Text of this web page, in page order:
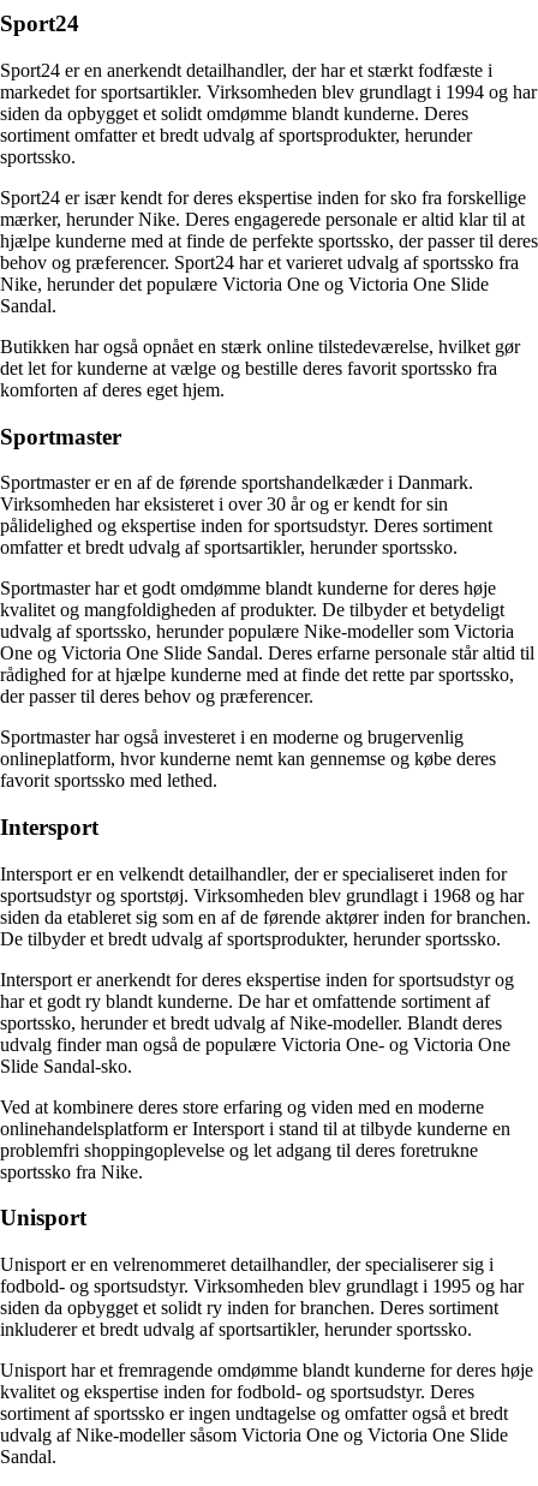
Sport24
Sport24 er en anerkendt detailhandler, der har et stærkt fodfæste i
markedet for sportsartikler. Virksomheden blev grundlagt i 1994 og har
siden da opbygget et solidt omdømme blandt kunderne. Deres
sortiment omfatter et bredt udvalg af sportsprodukter, herunder
sportssko.
Sport24 er især kendt for deres ekspertise inden for sko fra forskellige
mærker, herunder Nike. Deres engagerede personale er altid klar til at
hjælpe kunderne med at finde de perfekte sportssko, der passer til deres
behov og præferencer. Sport24 har et varieret udvalg af sportssko fra
Nike, herunder det populære Victoria One og Victoria One Slide
Sandal.
Butikken har også opnået en stærk online tilstedeværelse, hvilket gør
det let for kunderne at vælge og bestille deres favorit sportssko fra
komforten af deres eget hjem.
Sportmaster
Sportmaster er en af de førende sportshandelkæder i Danmark.
Virksomheden har eksisteret i over 30 år og er kendt for sin
pålidelighed og ekspertise inden for sportsudstyr. Deres sortiment
omfatter et bredt udvalg af sportsartikler, herunder sportssko.
Sportmaster har et godt omdømme blandt kunderne for deres høje
kvalitet og mangfoldigheden af produkter. De tilbyder et betydeligt
udvalg af sportssko, herunder populære Nike-modeller som Victoria
One og Victoria One Slide Sandal. Deres erfarne personale står altid til
rådighed for at hjælpe kunderne med at finde det rette par sportssko,
der passer til deres behov og præferencer.
Sportmaster har også investeret i en moderne og brugervenlig
onlineplatform, hvor kunderne nemt kan gennemse og købe deres
favorit sportssko med lethed.
Intersport
Intersport er en velkendt detailhandler, der er specialiseret inden for
sportsudstyr og sportstøj. Virksomheden blev grundlagt i 1968 og har
siden da etableret sig som en af de førende aktører inden for branchen.
De tilbyder et bredt udvalg af sportsprodukter, herunder sportssko.
Intersport er anerkendt for deres ekspertise inden for sportsudstyr og
har et godt ry blandt kunderne. De har et omfattende sortiment af
sportssko, herunder et bredt udvalg af Nike-modeller. Blandt deres
udvalg finder man også de populære Victoria One- og Victoria One
Slide Sandal-sko.
Ved at kombinere deres store erfaring og viden med en moderne
onlinehandelsplatform er Intersport i stand til at tilbyde kunderne en
problemfri shoppingoplevelse og let adgang til deres foretrukne
sportssko fra Nike.
Unisport
Unisport er en velrenommeret detailhandler, der specialiserer sig i
fodbold- og sportsudstyr. Virksomheden blev grundlagt i 1995 og har
siden da opbygget et solidt ry inden for branchen. Deres sortiment
inkluderer et bredt udvalg af sportsartikler, herunder sportssko.
Unisport har et fremragende omdømme blandt kunderne for deres høje
kvalitet og ekspertise inden for fodbold- og sportsudstyr. Deres
sortiment af sportssko er ingen undtagelse og omfatter også et bredt
udvalg af Nike-modeller såsom Victoria One og Victoria One Slide
Sandal.